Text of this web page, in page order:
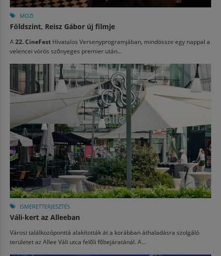
MOZI
Földszint, Reisz Gábor új filmje
A 22. CineFest Hivatalos Versenyprogramjában, mindössze egy nappal a
velencei vörös szőnyeges premier után...
ISMERETTERJESZTÉS
Váli-kert az Alleeban
Városi találkozóponttá alakították át a korábban áthaladásra szolgáló
területet az Allee Váli utca felőli főbejáratánál. A...